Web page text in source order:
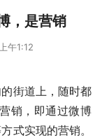
，是营销
午1:12
街道上，随时都
销，即通过微博
式实现的营销。